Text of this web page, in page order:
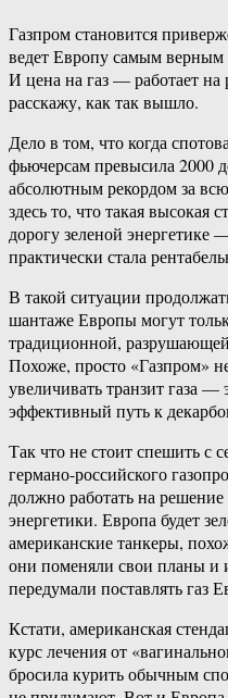
Газпром становится
ведет Европу самым верным
И цена на газ — работает на
расскажу, как так вышло.
Дело в том, что когда
фьючерсам превысила 2000
абсолютным рекордом за
здесь то, что такая высокая
дорогу зеленой энергетике
практически стала
В такой ситуации
шантаже Европы могут
традиционной,
Похоже, просто «Газпром»
увеличивать транзит газа
эффективный путь к
Так что не стоит спешить с
германо-российского
должно работать на решение
энергетики. Европа будет
американские танкеры,
они поменяли свои планы и
передумали поставлять газ
Кстати, американская
курс лечения от
бросила курить обычным